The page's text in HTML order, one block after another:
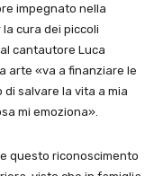
impegnato nella
cura dei piccoli
cantautore Luca
arte «va a finanziare le
di salvare la vita a mia
mi emoziona».
questo riconoscimento